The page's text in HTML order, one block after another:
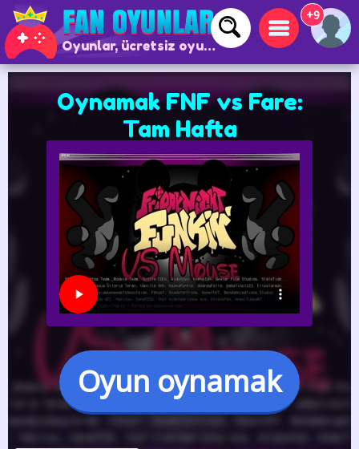
Oyunlar, ücretsiz oyunlar ve çevrimiçi oyunlar
+9
Oynamak FNF vs Fare:
Tam Hafta
Oyun oynamak